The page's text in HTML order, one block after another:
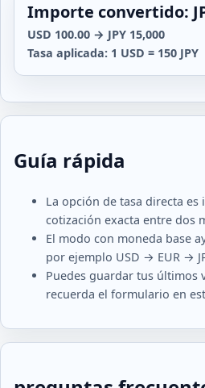
Importe convertido:
USD 100.00 → JPY 15,000
Tasa aplicada: 1 USD = 150 JPY
Guía rápida
La opción de tasa directa es
cotización exacta entre dos
El modo con moneda base
por ejemplo USD → EUR →
Puedes guardar tus últimos
recuerda el formulario en